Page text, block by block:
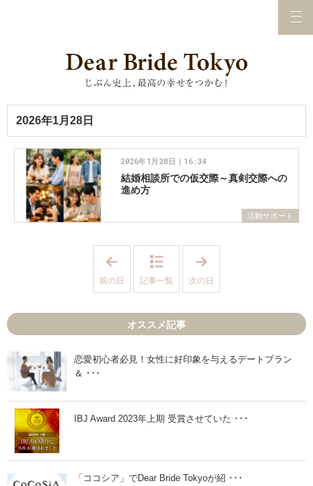
2026年1月28日
活動サポート
結婚相談所での仮交際～真剣交際への
進め方
2026年1月28日｜16:34
6
1
月
2
日
」
前の日 記事一覧
6
2
2
」
次の日
オススメ記事
恋愛初心者必見！女性に好印象を与えるデートプラン
＆ ･･･
IBJ Award 2023年上期 受賞させていた ･･･
「ココシア」でDear Bride Tokyoが紹 ･･･